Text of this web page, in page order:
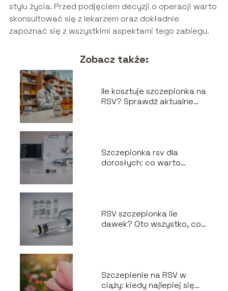
stylu życia. Przed podjęciem decyzji o operacji warto
skonsultować się z lekarzem oraz dokładnie
zapoznać się z wszystkimi aspektami tego zabiegu.
Zobacz także:
Ile kosztuje szczepionka na
RSV? Sprawdź aktualne
Szczepionka rsv dla
dorosłych: co warto
RSV szczepionka ile
dawek? Oto wszystko, co
Szczepienie na RSV w
ciąży: kiedy najlepiej się